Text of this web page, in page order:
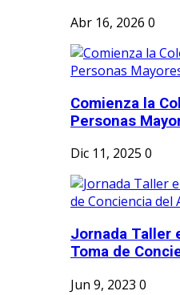
Abr 16, 2026 0
Comienza la
Personas
Dic 11, 2025 0
Jornada Taller
Toma de
Jun 9, 2023 0